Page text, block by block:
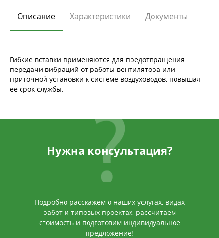
Описание Характеристики Документы
Гибкие вставки применяются для предотвращения
передачи вибраций от работы вентилятора или
приточной установки к системе воздуховодов, повышая
её срок службы.
Нужна консультация?
Подробно расскажем о наших услугах, видах
работ и типовых проектах, рассчитаем
стоимость и подготовим индивидуальное
предложение!